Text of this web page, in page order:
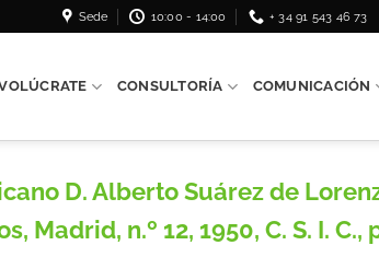
Sede 10:00 - 14:00 + 34 91 543 46 73
CONSULTORÍA COMUNICACIÓN
D. Alberto Suárez de
n.º 12, 1950, C. S. I. C.,